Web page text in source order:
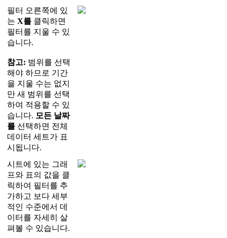
필터 오른쪽에 있
는 X를 클릭하면
필터 를 지 울 수 있
습니 다.
참고: 범위 를 선 택
해 야 하므 로 기 간
을 지 울 수는 없지
만 새 범위 를 선 택
하여 적용할 수 있
습니 다. 모든 날짜
를 선 택하면 전 체
데 이 터 세 트가 표
시 됩니 다.
시 트에 있는 그래
프와 표의 값을 클
릭하여 필터 를 추
가하고 보 다 세 부
적인 수준에서 데
이 터 를 자세히 살
펴 볼 수 있습니 다.